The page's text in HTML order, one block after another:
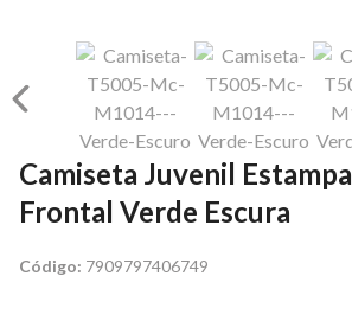
Camiseta Juvenil Estampa
Frontal Verde Escura
Código: 7909797406749